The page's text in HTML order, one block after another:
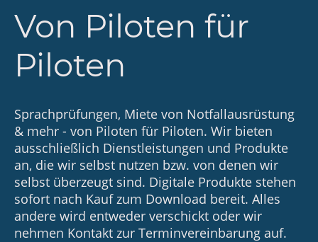
Von Piloten für
Piloten
Sprachprüfungen, Miete von Notfallausrüstung
& mehr - von Piloten für Piloten. Wir bieten
ausschließlich Dienstleistungen und Produkte
an, die wir selbst nutzen bzw. von denen wir
selbst überzeugt sind. Digitale Produkte stehen
sofort nach Kauf zum Download bereit. Alles
andere wird entweder verschickt oder wir
nehmen Kontakt zur Terminvereinbarung auf.